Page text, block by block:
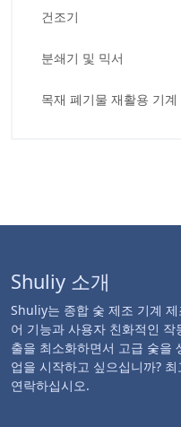
건조기
분쇄기 및 믹서
목재 폐기물 재활용 기계
Shuliy 소개
Shuliy는 종합 숯 제조 기계
어 기능과 사용자 친화적인
출을 최소화하면서 고급 숯을
업을 시작하고 싶으십니까?
연락하십시오.